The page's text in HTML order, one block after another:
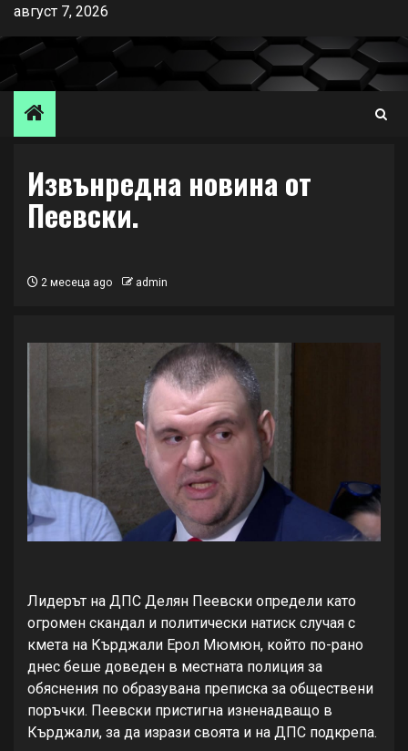
Skip
content
август 7, 2026
Извънредна новина от
Пеевски.
2 месеца ago admin
Лидерът на ДПС Делян Пеевски определи като
огромен скандал и политически натиск случая с
кмета на Кърджали Ерол Мюмюн, който по-рано
днес беше доведен в местната полиция за
обяснения по образувана преписка за обществени
поръчки. Пеевски пристигна изненадващо в
Кърджали, за да изрази своята и на ДПС подкрепа.